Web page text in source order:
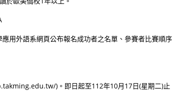
用外語系網頁公布報名成功者之名單、參賽者比賽順序
)。即日起至112年10月17日(星期二)止